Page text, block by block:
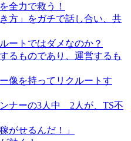
全力で救う！
方」をガチで話し合い、共
ートではダメなのか？
るものであり、運営するも
像を持ってリクルートす
ナーの3人中 2人が、TS不
がせるんだ！」